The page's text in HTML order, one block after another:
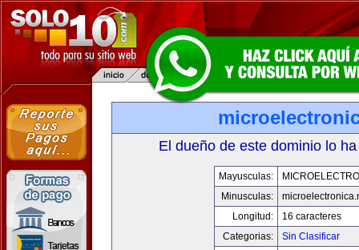
El dueño de este dominio lo
Mayusculas:
Minusculas:
Longitud:
16 caracteres
Categorias:
Sin Clasificar